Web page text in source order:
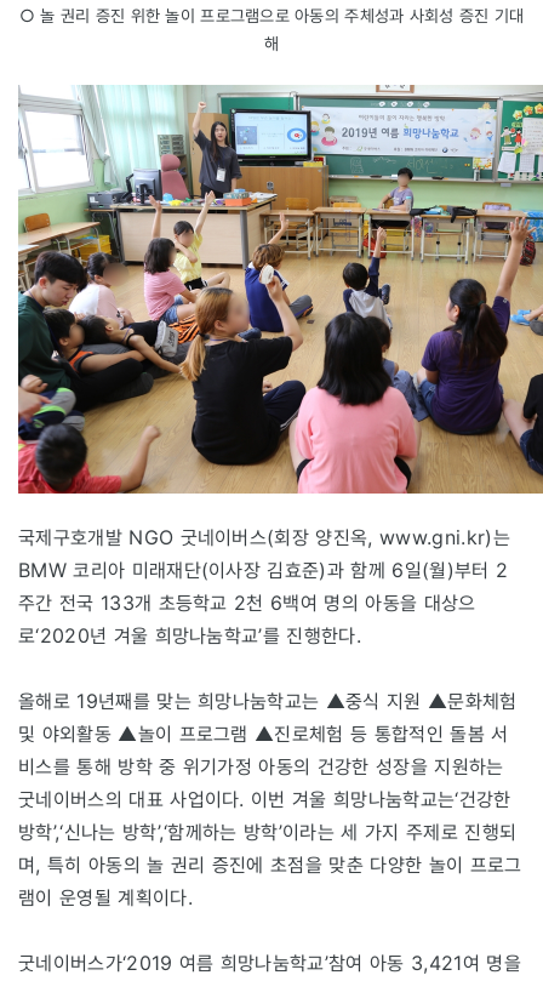
○ 놀 권리 증진 위한 놀이 프로그램으로 아동의 주체성과 사회성 증진 기대
해
국제구호개발 NGO 굿네이버스(회장 양진옥, www.gni.kr)는
BMW 코리아 미래재단(이사장 김효준)과 함께 6일(월)부터 2
주간 전국 133개 초등학교 2천 6백여 명의 아동을 대상으
로‘2020년 겨울 희망나눔학교’를 진행한다.
올해로 19년째를 맞는 희망나눔학교는 ▲중식 지원 ▲문화체험
및 야외활동 ▲놀이 프로그램 ▲진로체험 등 통합적인 돌봄 서
비스를 통해 방학 중 위기가정 아동의 건강한 성장을 지원하는
굿네이버스의 대표 사업이다. 이번 겨울 희망나눔학교는‘건강한
방학’,‘신나는 방학’,‘함께하는 방학’이라는 세 가지 주제로 진행되
며, 특히 아동의 놀 권리 증진에 초점을 맞춘 다양한 놀이 프로그
램이 운영될 계획이다.
굿네이버스가‘2019 여름 희망나눔학교’참여 아동 3,421여 명을